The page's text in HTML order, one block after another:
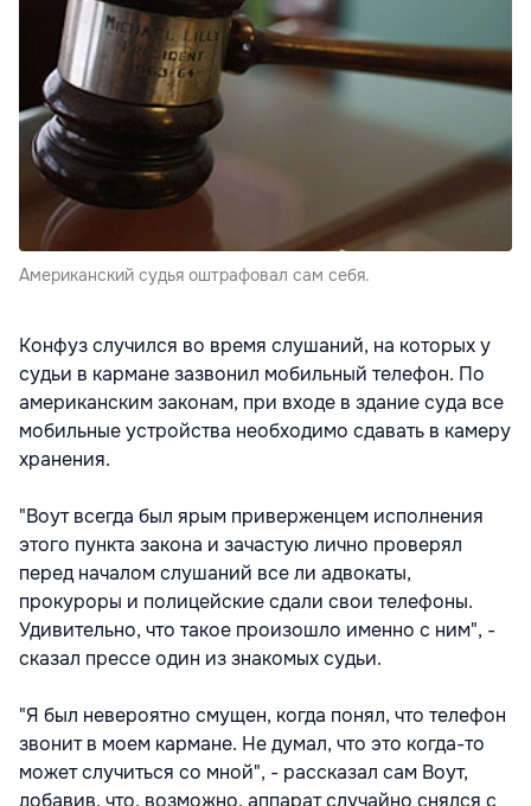
Американский судья оштрафовал сам себя.
Конфуз случился во время слушаний, на которых у
судьи в кармане зазвонил мобильный телефон. По
американским законам, при входе в здание суда все
мобильные устройства необходимо сдавать в камеру
хранения.
"Воут всегда был ярым приверженцем исполнения
этого пункта закона и зачастую лично проверял
перед началом слушаний все ли адвокаты,
прокуроры и полицейские сдали свои телефоны.
Удивительно, что такое произошло именно с ним", -
сказал прессе один из знакомых судьи.
"Я был невероятно смущен, когда понял, что телефон
звонит в моем кармане. Не думал, что это когда-то
может случиться со мной", - рассказал сам Воут,
добавив, что, возможно, аппарат случайно снялся с